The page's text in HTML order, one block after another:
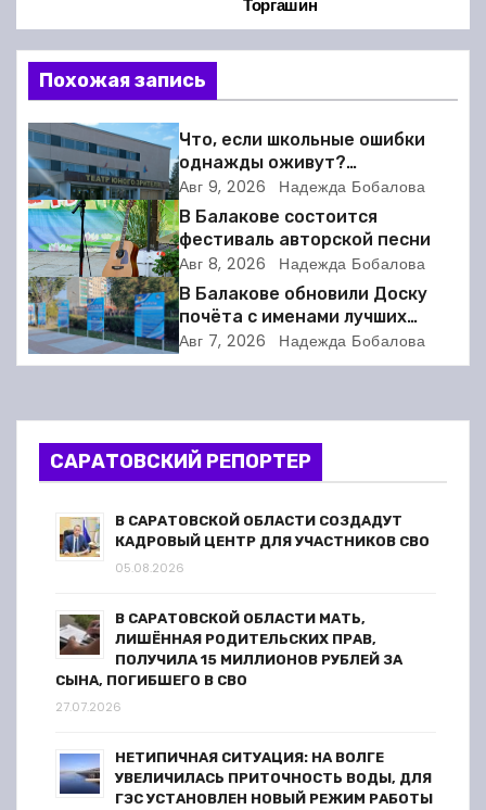
г
а
ц
и
я
п
о
з
п
Торгашин
Похожая запись
Что, если школьные ошибки
однажды оживут?
Балаковский ТЮЗ готовит
премьеру
Авг 9, 2026 Надежда Бобалова
В Балакове состоится
фестиваль авторской песни
Авг 8, 2026 Надежда Бобалова
В Балакове обновили Доску
почёта с именами лучших
спортсменов. Фото
Авг 7, 2026 Надежда Бобалова
САРАТОВСКИЙ РЕПОРТЕР
В САРАТОВСКОЙ ОБЛАСТИ СОЗДАДУТ
КАДРОВЫЙ ЦЕНТР ДЛЯ УЧАСТНИКОВ СВО
05.08.2026
В САРАТОВСКОЙ ОБЛАСТИ МАТЬ,
ЛИШЁННАЯ РОДИТЕЛЬСКИХ ПРАВ,
ПОЛУЧИЛА 15 МИЛЛИОНОВ РУБЛЕЙ ЗА
СЫНА, ПОГИБШЕГО В СВО
27.07.2026
НЕТИПИЧНАЯ СИТУАЦИЯ: НА ВОЛГЕ
УВЕЛИЧИЛАСЬ ПРИТОЧНОСТЬ ВОДЫ, ДЛЯ
ГЭС УСТАНОВЛЕН НОВЫЙ РЕЖИМ РАБОТЫ